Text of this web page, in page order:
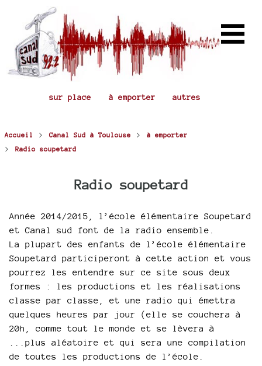
sur place à emporter autres
Accueil > Canal Sud à Toulouse > à emporter
> Radio soupetard
Radio soupetard
Année 2014/2015, l’école élémentaire Soupetard
et Canal sud font de la radio ensemble.
La plupart des enfants de l’école élémentaire
Soupetard participeront à cette action et vous
pourrez les entendre sur ce site sous deux
formes : les productions et les réalisations
classe par classe, et une radio qui émettra
quelques heures par jour (elle se couchera à
20h, comme tout le monde et se lèvera à
...plus aléatoire et qui sera une compilation
de toutes les productions de l’école.